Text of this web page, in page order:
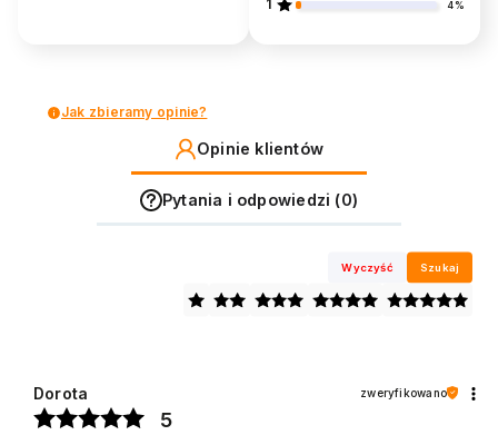
1 4%
Jak zbieramy opinie?
Opinie klientów
Pytania i odpowiedzi (0)
Wyczyść Szukaj
Dorota zweryfikowano
5